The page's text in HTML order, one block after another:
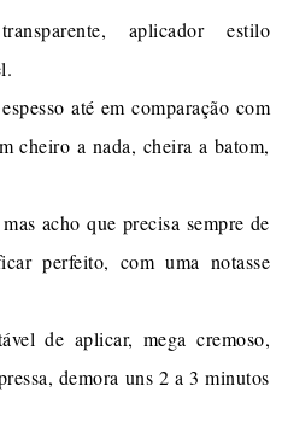
aplicador estilo
até em comparação com
cheiro a nada, cheira a batom,
acho que precisa sempre de
perfeito, com uma notasse
de aplicar, mega cremoso,
demora uns 2 a 3 minutos